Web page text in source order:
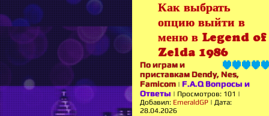
Как выбрать
опцию выйти в
меню в Legend of
Zelda 1986
По играм и
приставкам Dendy, Nes,
Famicom | F.A.Q Вопросы и
Ответы | Просмотров: 101 |
Добавил: EmeraldGP | Дата:
28.04.2026